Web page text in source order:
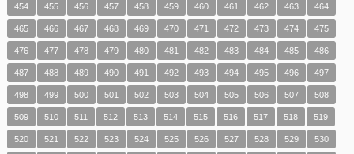
454 455 456 457 458 459 460 461 462 463 464
465 466 467 468 469 470 471 472 473 474 475
476 477 478 479 480 481 482 483 484 485 486
487 488 489 490 491 492 493 494 495 496 497
498 499 500 501 502 503 504 505 506 507 508
509 510 511 512 513 514 515 516 517 518 519
520 521 522 523 524 525 526 527 528 529 530